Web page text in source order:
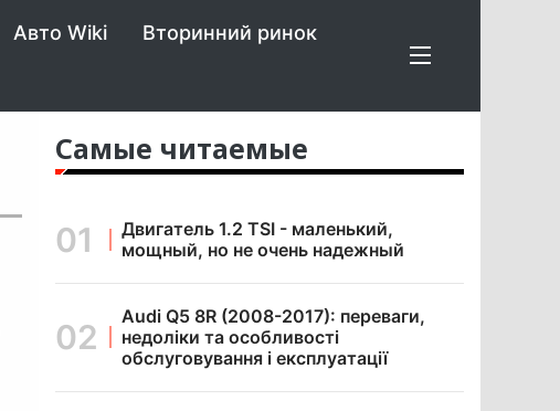
Авто Wiki
Вторинний ринок
Самые читаемые
Двигатель 1.2 TSI - маленький,
мощный, но не очень надежный
Audi Q5 8R (2008-2017): переваги,
недоліки та особливості
обслуговування і експлуатації